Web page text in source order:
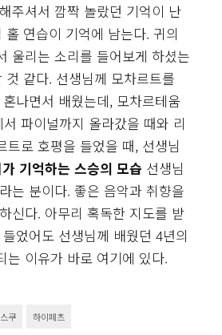
주셔서 깜짝 놀랐던 기억이 난
홀 연습이 기억에 남는다. 귀의
울리는 소리를 들어보게 하셨는
것 같다. 선생님께 모차르트를
나면서 배웠는데, 모차르테움
파이널까지 올라갔을 때와 리
트로 호평을 들었을 때, 선생님
기억하는 스승의 모습 선생님
는 분이다. 좋은 음악과 취향을
신다. 아무리 혹독한 지도를 받
었어도 선생님께 배웠던 4년의
는 이유가 바로 여기에 있다.
쿠 하이페츠